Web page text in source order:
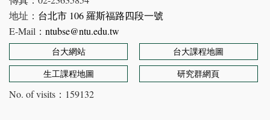
地址： 台北市 106 羅斯福路四段一號
E-Mail： ntubse@ntu.edu.tw
台大網站
台大課程地圖
生工課程地圖
研究群網頁
No. of visits： 159132